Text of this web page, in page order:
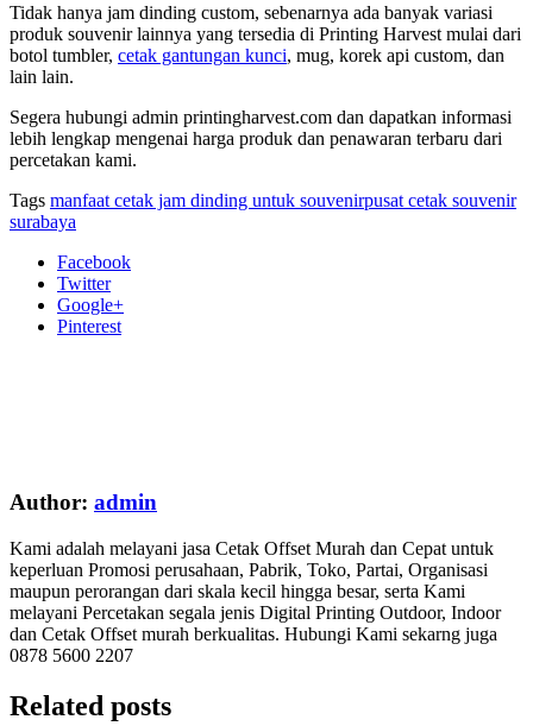
Tidak hanya jam dinding custom, sebenarnya ada banyak variasi
produk souvenir lainnya yang tersedia di Printing Harvest mulai dari
botol tumbler, cetak gantungan kunci, mug, korek api custom, dan
lain lain.
Segera hubungi admin printingharvest.com dan dapatkan informasi
lebih lengkap mengenai harga produk dan penawaran terbaru dari
percetakan kami.
Tags manfaat cetak jam dinding untuk souvenirpusat cetak souvenir
surabaya
Facebook
Twitter
Google+
Pinterest
Author: admin
Kami adalah melayani jasa Cetak Offset Murah dan Cepat untuk
keperluan Promosi perusahaan, Pabrik, Toko, Partai, Organisasi
maupun perorangan dari skala kecil hingga besar, serta Kami
melayani Percetakan segala jenis Digital Printing Outdoor, Indoor
dan Cetak Offset murah berkualitas. Hubungi Kami sekarng juga
0878 5600 2207
Related posts